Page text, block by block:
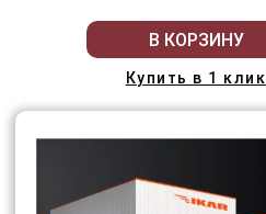
В КОРЗИНУ
Купить в 1 клик